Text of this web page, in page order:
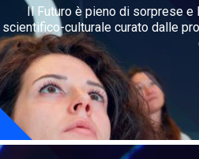
Il Futuro è pieno di sorprese e
scientifico-culturale curato dalle